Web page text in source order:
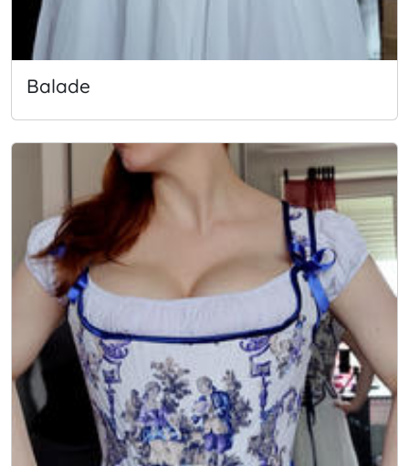
Balade